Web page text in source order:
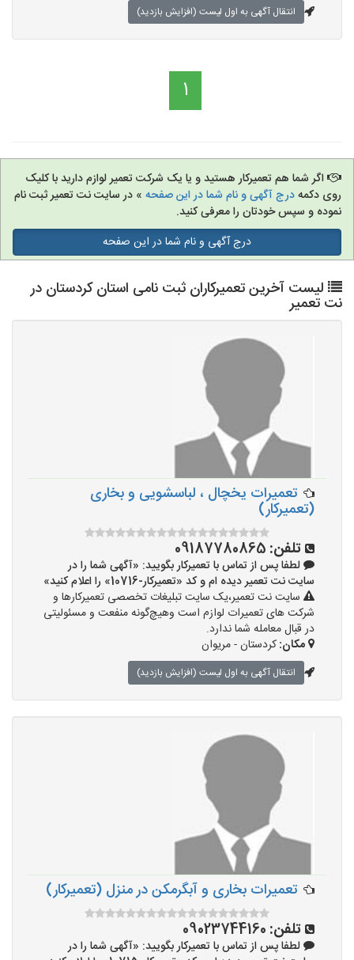
انتقال آگهی به اول لیست (افزایش بازدید)
1
اگر شما هم تعمیرکار هستید و یا یک شرکت تعمیر لوازم دارید با کلیک
روی دکمهدرج آگهی و نام شما در این صفحه » در سایت نت تعمیر ثبت نام
نموده و سپس خودتان را معرفی کنید.
درج آگهی و نام شما در این صفحه
لیست آخرین تعمیرکاران ثبت نامی استان کردستان در
نت تعمیر
تعمیرات یخچال ، لباسشویی و بخاری
(تعمیرکار)
تلفن: 09187780865
لطفا پس از تماس با تعمیرکار بگویید: «آگهی شما را در
سایت نت تعمیر دیده ام و کد «تعمیرکار-10716» را اعلام کنید»
سایت نت تعمیر،یک سایت تبلیغات تخصصی تعمیرکارها و
شرکت های تعمیرات لوازم است وهیچ‌گونه منفعت و مسئولیتی
در قبال معامله شما ندارد.
مکان:کردستان - مریوان
انتقال آگهی به اول لیست (افزایش بازدید)
تعمیرات بخاری و آبگرمکن در منزل (تعمیرکار)
تلفن: 09023744160
لطفا پس از تماس با تعمیرکار بگویید: «آگهی شما را در